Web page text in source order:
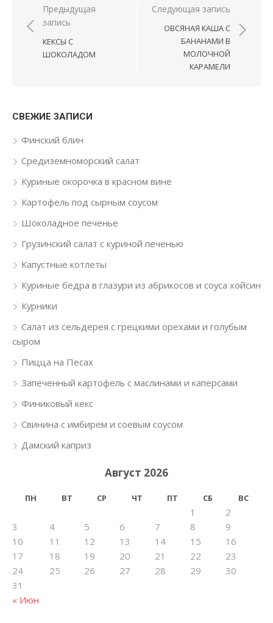
Навигация по записям
Предыдущая
запись
КЕКСЫ С
ШОКОЛАДОМ
Следующая запись
ОВСЯНАЯ КАША С
БАНАНАМИ В
МОЛОЧНОЙ
КАРАМЕЛИ
СВЕЖИЕ ЗАПИСИ
Финский блин
Средиземноморский салат
Куриные окорочка в красном вине
Картофель под сырным соусом
Шоколадное печенье
Грузинский салат с куриной печенью
Капустные котлеты
Куриные бедра в глазури из абрикосов и соуса хойсин
Курники
Салат из сельдерея с грецкими орехами и голубым
сыром
Пицца на Песах
Запеченный картофель с маслинами и каперсами
Финиковый кекс
Свинина с имбирем и соевым соусом
Дамский каприз
Август 2026
ПН ВТ СР ЧТ ПТ СБ ВС
« Июн
1
2
3
4 5 6 7 8
9
10
11 12 13 14 15
16
17
18 19 20 21 22
23
24
25 26 27 28 29
30
31